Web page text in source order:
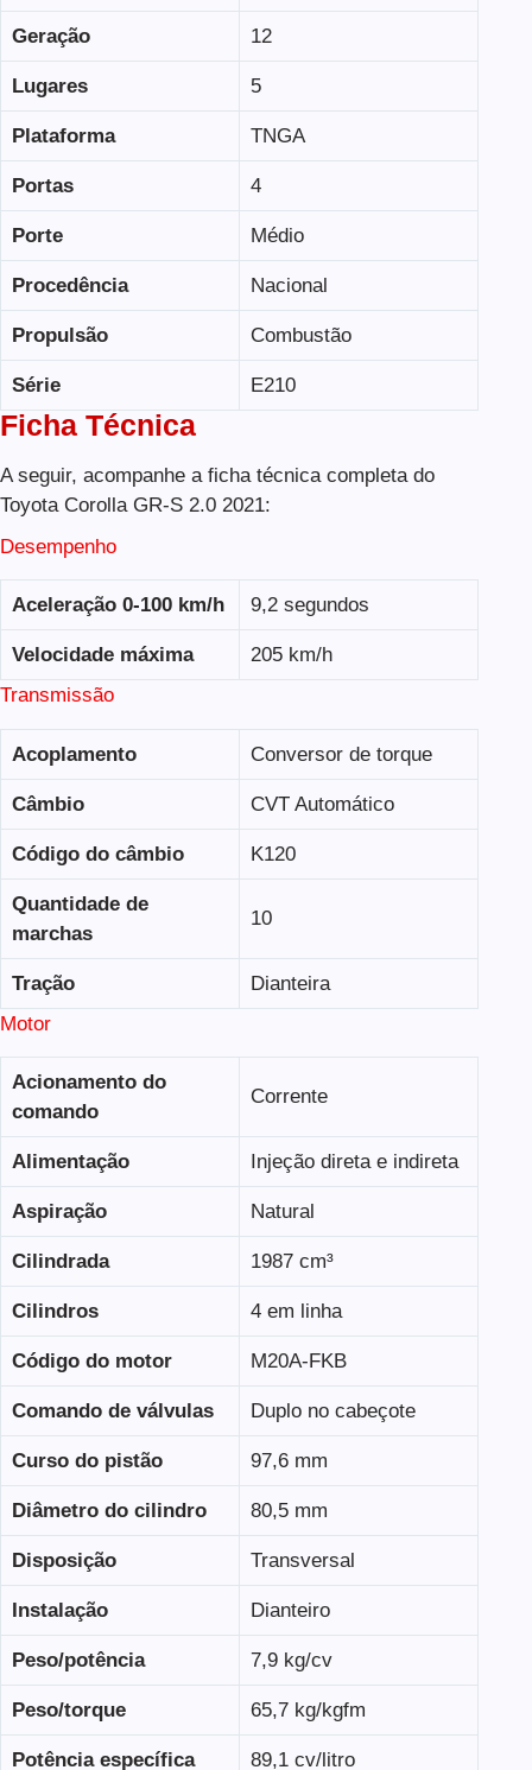
Geração 12
Lugares 5
Plataforma TNGA
Portas 4
Porte Médio
Procedência Nacional
Propulsão Combustão
Série E210
Ficha Técnica
A seguir, acompanhe a ficha técnica completa do
Toyota Corolla GR-S 2.0 2021:
Desempenho
Aceleração 0-100 km/h 9,2 segundos
Velocidade máxima
205 km/h
Transmissão
Acoplamento Conversor de torque
Câmbio CVT Automático
Código do câmbio K120
Quantidade de
marchas
10
Tração
Dianteira
Motor
Acionamento do
comando
Corrente
Alimentação Injeção direta e indireta
Aspiração Natural
Cilindrada 1987 cm³
Cilindros 4 em linha
Código do motor M20A-FKB
Comando de válvulas Duplo no cabeçote
Curso do pistão 97,6 mm
Diâmetro do cilindro 80,5 mm
Disposição Transversal
Instalação Dianteiro
Peso/potência 7,9 kg/cv
Peso/torque 65,7 kg/kgfm
Potência específica 89,1 cv/litro